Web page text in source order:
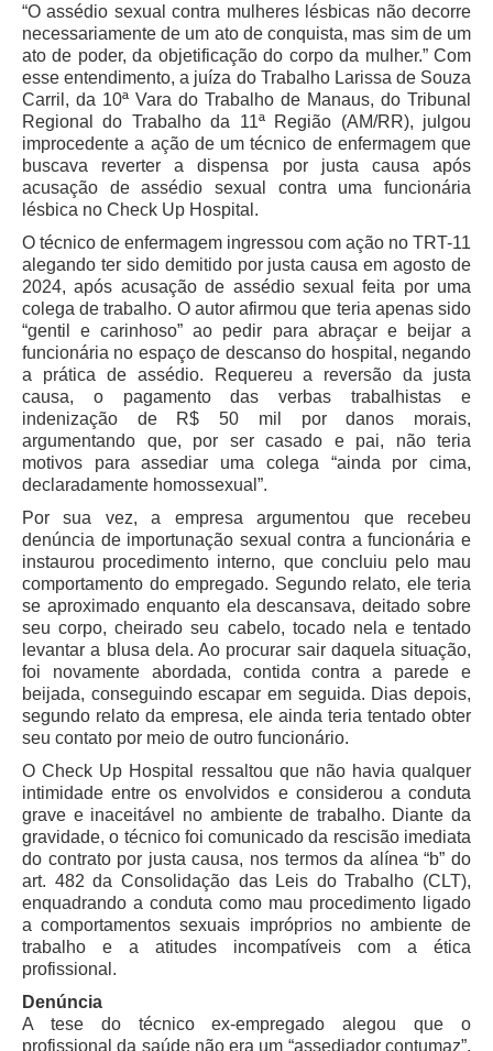
Regimento Interno
Regulamento Geral
Resolução do Plantão Judiciário
Revistas
Manuais do CNJ
Estrutura Organizacional
Protocolos de Julgamento
Ouvidoria
Faça sua Manifestação
Acompanhe sua manifestação
Ouvidoria Da Mulher
Serviço de Informação ao Cidadão - SIC
Relatórios Estatísticos
Consulte o seu Processo Trabalhista
Lei Geral de Proteção de Dados - LGPD
Integração das Ouvidorias
O que é Ouvidoria?
Carta de Serviços à Cidadania
Ouvidoria no CSJT
Dúvidas Frequentes
Avalie os Serviços da Ouvidoria
Faça sua Manifestação
Denúncia Assédio Moral ou Sexual
Denúncia Assédio Eleitoral
Notícia de Irregularidade Anônima
Denúncia Atos de Corrupção
Contato
“O assédio sexual contra mulheres lésbicas não decorre
necessariamente de um ato de conquista, mas sim de um
ato de poder, da objetificação do corpo da mulher.” Com
esse entendimento, a juíza do Trabalho Larissa de Souza
Carril, da 10ª Vara do Trabalho de Manaus, do Tribunal
Regional do Trabalho da 11ª Região (AM/RR), julgou
improcedente a ação de um técnico de enfermagem que
buscava reverter a dispensa por justa causa após
acusação de assédio sexual contra uma funcionária
lésbica no Check Up Hospital.
O técnico de enfermagem ingressou com ação no TRT-11
alegando ter sido demitido por justa causa em agosto de
2024, após acusação de assédio sexual feita por uma
colega de trabalho. O autor afirmou que teria apenas sido
“gentil e carinhoso” ao pedir para abraçar e beijar a
funcionária no espaço de descanso do hospital, negando
a prática de assédio. Requereu a reversão da justa
causa, o pagamento das verbas trabalhistas e
indenização de R$ 50 mil por danos morais,
argumentando que, por ser casado e pai, não teria
motivos para assediar uma colega “ainda por cima,
declaradamente homossexual”.
Por sua vez, a empresa argumentou que recebeu
denúncia de importunação sexual contra a funcionária e
instaurou procedimento interno, que concluiu pelo mau
comportamento do empregado. Segundo relato, ele teria
se aproximado enquanto ela descansava, deitado sobre
seu corpo, cheirado seu cabelo, tocado nela e tentado
levantar a blusa dela. Ao procurar sair daquela situação,
foi novamente abordada, contida contra a parede e
beijada, conseguindo escapar em seguida. Dias depois,
segundo relato da empresa, ele ainda teria tentado obter
seu contato por meio de outro funcionário.
O Check Up Hospital ressaltou que não havia qualquer
intimidade entre os envolvidos e considerou a conduta
grave e inaceitável no ambiente de trabalho. Diante da
gravidade, o técnico foi comunicado da rescisão imediata
do contrato por justa causa, nos termos da alínea “b” do
art. 482 da Consolidação das Leis do Trabalho (CLT),
enquadrando a conduta como mau procedimento ligado
a comportamentos sexuais impróprios no ambiente de
trabalho e a atitudes incompatíveis com a ética
profissional.
Denúncia
A tese do técnico ex-empregado alegou que o
profissional da saúde não era um “assediador contumaz”,